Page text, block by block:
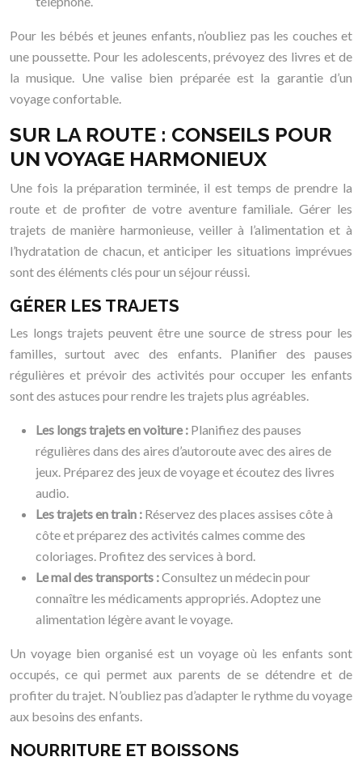
Pour les bébés et jeunes enfants, n’oubliez pas les couches et
une poussette. Pour les adolescents, prévoyez des livres et de
la musique. Une valise bien préparée est la garantie d’un
voyage confortable.
SUR LA ROUTE : CONSEILS POUR
UN VOYAGE HARMONIEUX
Une fois la préparation terminée, il est temps de prendre la
route et de profiter de votre aventure familiale. Gérer les
trajets de manière harmonieuse, veiller à l’alimentation et à
l’hydratation de chacun, et anticiper les situations imprévues
sont des éléments clés pour un séjour réussi.
GÉRER LES TRAJETS
Les longs trajets peuvent être une source de stress pour les
familles, surtout avec des enfants. Planifier des pauses
régulières et prévoir des activités pour occuper les enfants
sont des astuces pour rendre les trajets plus agréables.
Les longs trajets en voiture : Planifiez des pauses
régulières dans des aires d’autoroute avec des aires de
jeux. Préparez des jeux de voyage et écoutez des livres
audio.
Les trajets en train : Réservez des places assises côte à
côte et préparez des activités calmes comme des
coloriages. Profitez des services à bord.
Le mal des transports :Consultez un médecin pour
connaître les médicaments appropriés. Adoptez une
alimentation légère avant le voyage.
Un voyage bien organisé est un voyage où les enfants sont
occupés, ce qui permet aux parents de se détendre et de
profiter du trajet. N’oubliez pas d’adapter le rythme du voyage
aux besoins des enfants.
NOURRITURE ET BOISSONS